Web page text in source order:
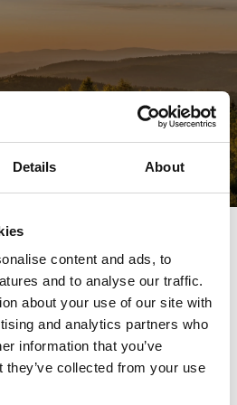
Details About
content and ads, to
and to analyse our traffic.
about your use of our site with
and analytics partners who
information that you’ve
they’ve collected from your use
Facebook